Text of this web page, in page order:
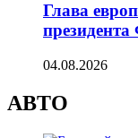
Глава
04.08.2026
АВТО